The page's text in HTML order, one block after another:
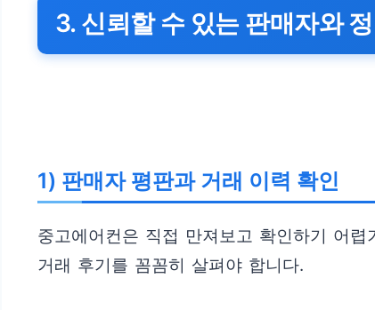
3. 신뢰할 수 있는 판매자와
1) 판매자 평판과 거래 이력 확인
중고에어컨은 직접 만져보고 확인하기 어
거래 후기를 꼼꼼히 살펴야 합니다.